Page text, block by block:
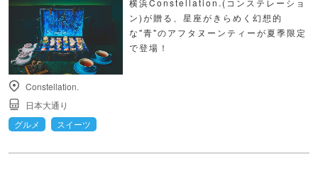
横浜Constellation.(コンステレーショ
ン)が贈る、星座がきらめく幻想的
な"青"のアフタヌーンティーが夏季限定
で登場！
Constellation.
日本大通り
グルメ
スイーツ